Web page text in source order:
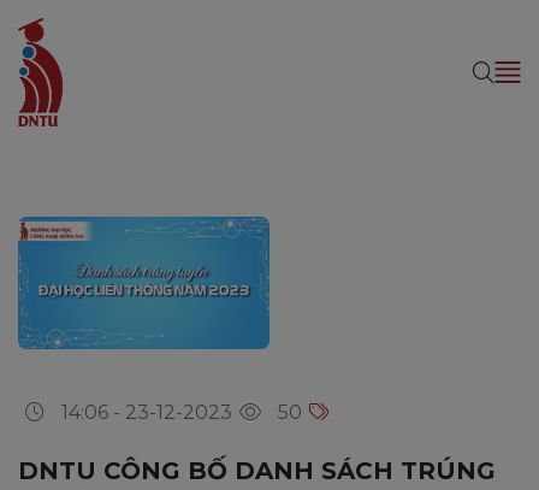
14:06 - 23-12-2023 50
DNTU CÔNG BỐ DANH SÁCH TRÚNG